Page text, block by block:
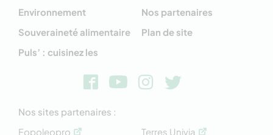
Environnement
Souveraineté alimentaire
Puls’ : cuisinez les
Nos partenaires
Plan de site
Nos sites partenaires :
Fopoleopro
Terres Univia